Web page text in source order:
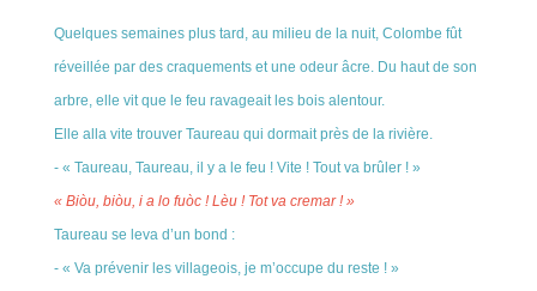
Quelques semaines plus tard, au milieu de la nuit, Colombe fût
réveillée par des craquements et une odeur âcre. Du haut de son
arbre, elle vit que le feu ravageait les bois alentour.
Elle alla vite trouver Taureau qui dormait près de la rivière.
- « Taureau, Taureau, il y a le feu ! Vite ! Tout va brûler ! »
« Biòu, biòu, i a lo fuòc ! Lèu ! Tot va cremar ! »
Taureau se leva d’un bond :
- « Va prévenir les villageois, je m’occupe du reste ! »